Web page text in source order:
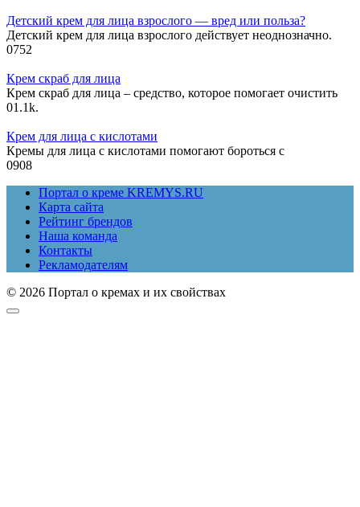
Детский крем для лица взрослого — вред или польза?
Детский крем для лица взрослого действует неоднозначно.
0752
Крем скраб для лица
Крем скраб для лица – средство, которое помогает очистить
01.1k.
Крем для лица с кислотами
Кремы для лица с кислотами помогают бороться с
0908
Портал о креме KREMYS.RU
Карта сайта
Рейтинг брендов
Наша команда
Контакты
Рекламодателям
© 2026 Портал о кремах и их свойствах